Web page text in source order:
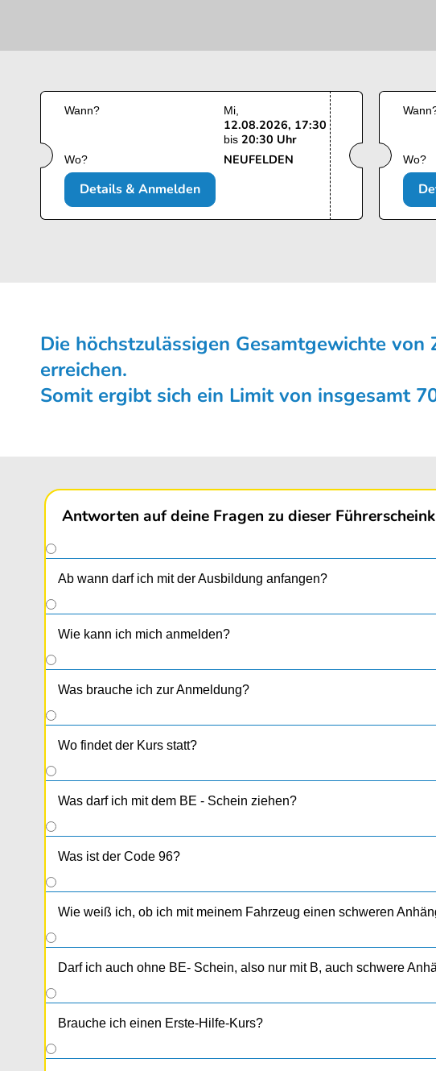
Wann? Mi
12.08.2026, 17:30
bis 20:30 Uhr
Wo? NEUFELDEN
Details & Anmelden
Wo?
Die höchstzulässigen Gesamt­gewichte
erreichen.
Somit ergibt sich ein Limit von insgesamt
Antworten auf deine Fragen zu dieser
Ab wann darf ich mit der Ausbildung anfangen?
Wie kann ich mich anmelden?
Was brauche ich zur Anmeldung?
Wo findet der Kurs statt?
Was darf ich mit dem BE - Schein ziehen?
Was ist der Code 96?
Wie weiß ich, ob ich mit meinem Fahrzeug einen schweren
Darf ich auch ohne BE- Schein, also nur mit B, auch schwere
Brauche ich einen Erste-Hilfe-Kurs?